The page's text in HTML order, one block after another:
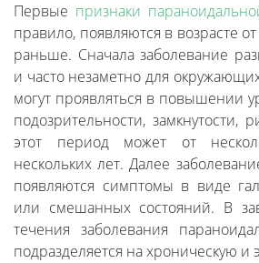
Первые признаки
правило, появляются в возрасте
раньше. Сначала заболевание
и часто незаметно для
могут проявляться в повышении
подозрительности, замкнутости,
этот период может от
нескольких лет. Далее
появляются симптомы в виде
или смешанных состояний. В
течения заболевания
подразделяется на хроническую и